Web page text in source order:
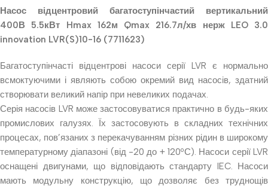
Насос відцентровий багатоступінчастий вертикальний
400В 5.5кВт Hmax 162м Qmax 216.7л/хв нерж LEO 3.0
innovation LVR(S)10-16 (7711623)
Багатоступінчасті відцентрові насоси серії LVR є нормально
всмоктуючими і являють собою окремий вид насосів, здатний
створювати великий напір при невеликих подачах.
Серія насосів LVR може застосовуватися практично в будь-яких
промислових галузях. Їх застосовують в складних технічних
процесах, пов’язаних з перекачуванням різних рідин в широкому
температурному діапазоні (від -20 до + 120ºС). Насоси серії LVR
оснащені двигунами, що відповідають стандарту IEC. Насоси
мають модульну конструкцію, що дозволяє без труднощів